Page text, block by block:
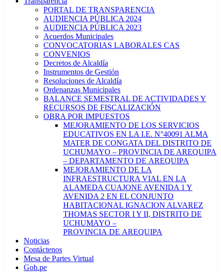
PORTAL DE TRANSPARENCIA
AUDIENCIA PÚBLICA 2024
AUDIENCIA PÚBLICA 2023
Acuerdos Municipales
CONVOCATORIAS LABORALES CAS
CONVENIOS
Decretos de Alcaldía
Instrumentos de Gestión
Resoluciones de Alcaldía
Ordenanzas Municipales
BALANCE SEMESTRAL DE ACTIVIDADES Y
RECURSOS DE FISCALIZACIÓN
OBRA POR IMPUESTOS
MEJORAMIENTO DE LOS SERVICIOS
EDUCATIVOS EN LA I.E. N°40091 ALMA
MATER DE CONGATA DEL DISTRITO DE
UCHUMAYO – PROVINCIA DE AREQUIPA
– DEPARTAMENTO DE AREQUIPA
MEJORAMIENTO DE LA
INFRAESTRUCTURA VIAL EN LA
ALAMEDA CUAJONE AVENIDA 1 Y
AVENIDA 2 EN EL CONJUNTO
HABITACIONAL IGNACION ALVAREZ
THOMAS SECTOR I Y II, DISTRITO DE
UCHUMAYO –
PROVINCIA DE AREQUIPA
Noticias
Contáctenos
Mesa de Partes Virtual
Gob.pe